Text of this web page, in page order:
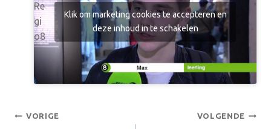
Re
gi
o8
Klik om marketing cookies te accepteren en
deze inhoud in te schakelen
Bericht
VORIGE VOLGENDE